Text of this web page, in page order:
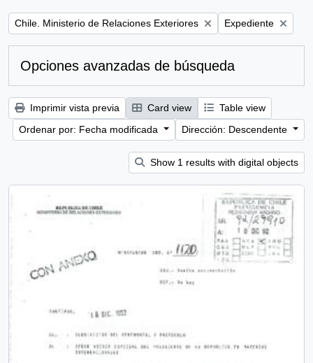
Remove filter:
Chile. Ministerio de Relaciones Exteriores Remove filter:
Expediente
Opciones avanzadas de búsqueda
Imprimir vista previa Card view
Table view
Ordenar por: Fecha modificada
Dirección: Descendente
Show 1 results with digital objects